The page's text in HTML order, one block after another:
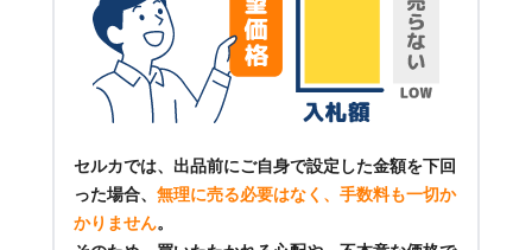
セルカでは、出品前にご自身で設定した金額を下回
った場合、 無理に売る必要はなく、手数料も一切か
かりません。